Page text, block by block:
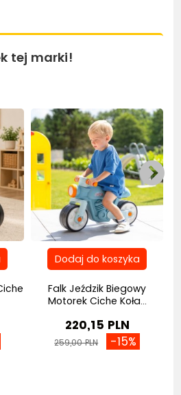
tej marki!
Falk Jeździk Biegowy
Motorek Ciche Koła...
220,15 PLN
259,00 PLN -15%